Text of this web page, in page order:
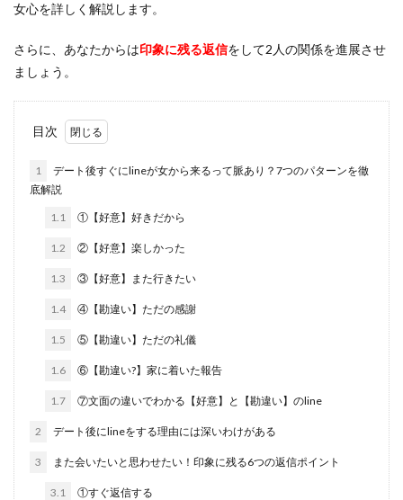
女心を詳しく解説します。
さらに、あなたからは印象に残る返信をして2人の関係を進展させ
ましょう。
目次
1
デート後すぐにlineが女から来るって脈あり？7つのパターンを徹
底解説
1.1 ①【好意】好きだから
1.2 ②【好意】楽しかった
1.3 ③【好意】また行きたい
1.4 ④【勘違い】ただの感謝
1.5 ⑤【勘違い】ただの礼儀
1.6 ⑥【勘違い?】家に着いた報告
1.7 ⑦文面の違いでわかる【好意】と【勘違い】のline
2 デート後にlineをする理由には深いわけがある
3 また会いたいと思わせたい！印象に残る6つの返信ポイント
3.1 ①すぐ返信する